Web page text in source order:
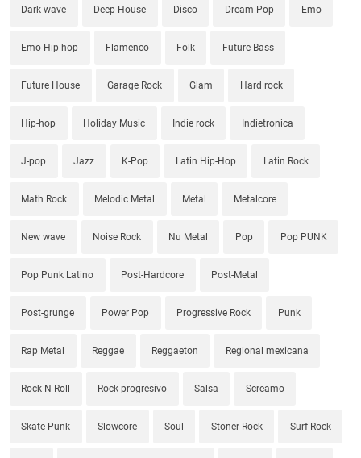
Dark wave Deep House Disco Dream Pop Emo
Emo Hip-hop Flamenco Folk Future Bass
Future House Garage Rock Glam Hard rock
Hip-hop Holiday Music Indie rock Indietronica
J-pop Jazz K-Pop Latin Hip-Hop Latin Rock
Math Rock Melodic Metal Metal Metalcore
New wave Noise Rock Nu Metal Pop Pop PUNK
Pop Punk Latino Post-Hardcore Post-Metal
Post-grunge Power Pop Progressive Rock Punk
Rap Metal Reggae Reggaeton Regional mexicana
Rock N Roll Rock progresivo Salsa Screamo
Skate Punk Slowcore Soul Stoner Rock Surf Rock